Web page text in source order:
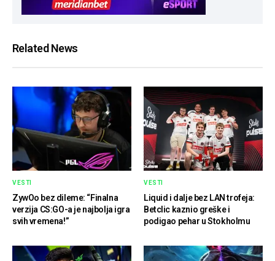
Related News
VESTI
ZywOo bez dileme: “Finalna
verzija CS:GO-a je najbolja igra
svih vremena!”
VESTI
Liquid i dalje bez LAN trofeja:
Betclic kaznio greške i
podigao pehar u Stokholmu